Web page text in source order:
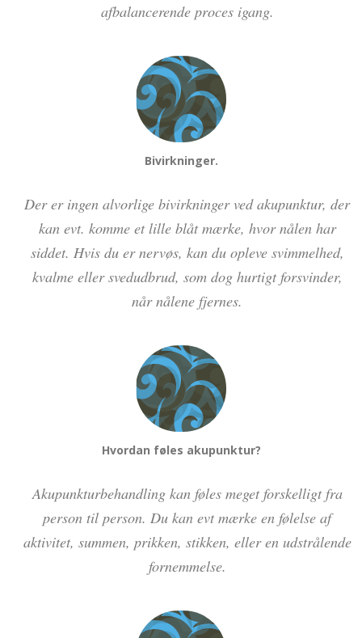
afbalancerende proces igang.
Bivirkninger.
Der er ingen alvorlige bivirkninger ved akupunktur, der
kan evt. komme et lille blåt mærke, hvor nålen har
siddet. Hvis du er nervøs, kan du opleve svimmelhed,
kvalme eller svedudbrud, som dog hurtigt forsvinder,
når nålene fjernes.
Hvordan føles akupunktur?
Akupunkturbehandling kan føles meget forskelligt fra
person til person. Du kan evt mærke en følelse af
aktivitet, summen, prikken, stikken, eller en udstrålende
fornemmelse.